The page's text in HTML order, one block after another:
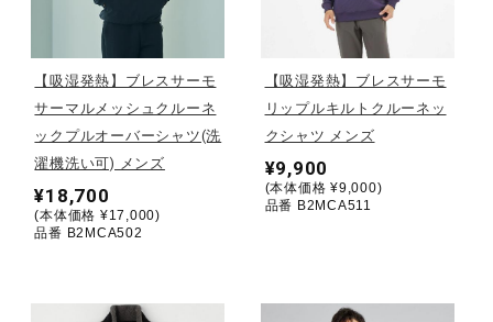
コラボ／ライセンス
セール
その他
【吸湿発熱】ブレスサーモ
サーマルメッシュクルーネ
ックプルオーバーシャツ(洗
濯機洗い可) メンズ
¥18,700
(本体価格 ¥17,000)
品番 B2MCA502
【吸湿発熱】ブレスサーモ
リップルキルトクルーネッ
クシャツ メンズ
¥9,900
(本体価格 ¥9,000)
品番 B2MCA511